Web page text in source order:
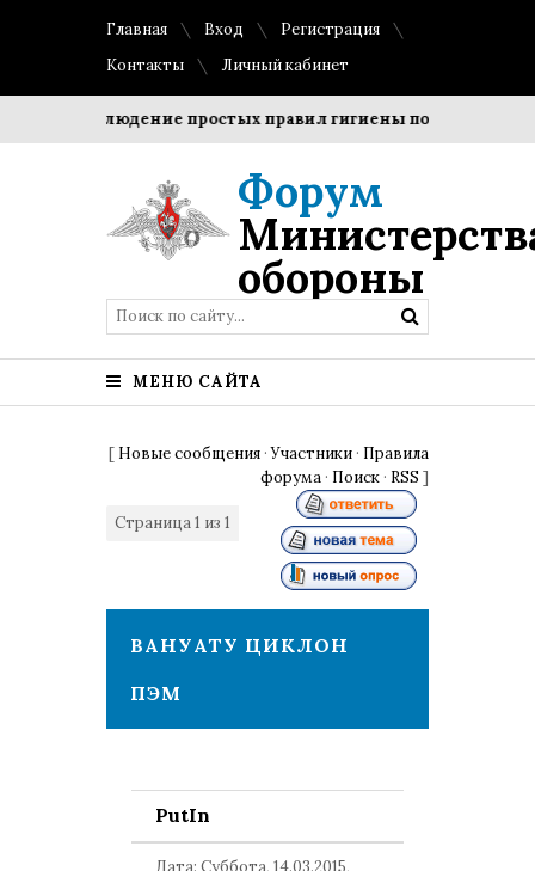
Главная Вход
Регистрация
Контакты
Личный кабинет
Соблюдение простых правил гигиены помогает
Форум
обороны
МЕНЮ САЙТА
[ Новые сообщения ·Участники · Правила
форума · Поиск · RSS ]
Страница1 из 1
ВАНУАТУ ЦИКЛОН
ПЭМ
PutIn
Дата: Суббота, 14.03.2015,